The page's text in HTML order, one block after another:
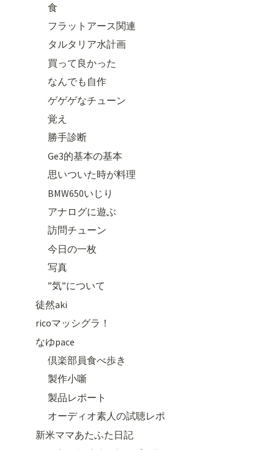
食
フラットアース関連
タルタリア水計画
買って良かった
なんでも自作
ゲゲゲなチューン
覚え
勝手診断
Ge3的基本の基本
思いついた時が料理
BMW650いじり
アナログに遊ぶ
訪問チューン
今日の一枚
写真
”気”について
徒然aki
ricoマッシグラ！
なゆpace
倶楽部員食べ歩き
製作小噺
製品レポート
オーディオ素人の試聴レポ
新米ママあたふた日記